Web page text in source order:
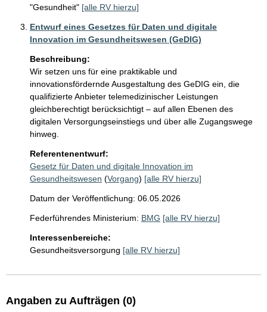
"Gesundheit" [alle RV hierzu]
Entwurf eines Gesetzes für Daten und digitale
Innovation im Gesundheitswesen (GeDIG)
Beschreibung:
Wir setzen uns für eine praktikable und
innovationsfördernde Ausgestaltung des GeDIG ein, die
qualifizierte Anbieter telemedizinischer Leistungen
gleichberechtigt berücksichtigt – auf allen Ebenen des
digitalen Versorgungseinstiegs und über alle Zugangswege
hinweg.
Referentenentwurf:
Gesetz für Daten und digitale Innovation im
Gesundheitswesen (Vorgang) [alle RV hierzu]
Datum der Veröffentlichung: 06.05.2026
Federführendes Ministerium: BMG [alle RV hierzu]
Interessenbereiche:
Gesundheitsversorgung [alle RV hierzu]
Angaben zu Aufträgen (0)